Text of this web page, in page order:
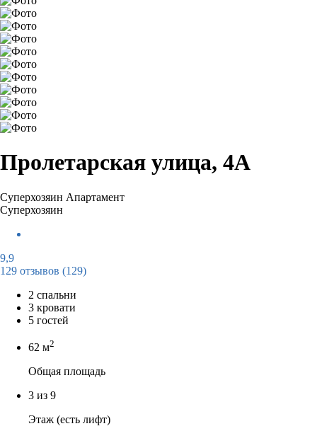
Пролетарская улица, 4А
Суперхозяин Апартамент
Суперхозяин
9,9
129 отзывов (129)
2 спальни
3 кровати
5 гостей
62 м2
Общая площадь
3 из 9
Этаж (есть лифт)